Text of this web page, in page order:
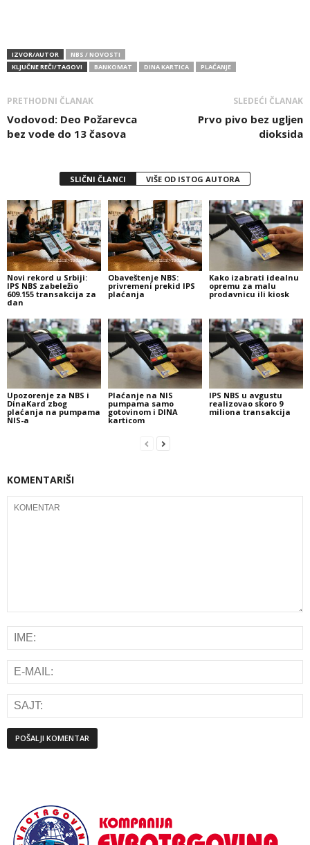
IZVOR/AUTOR
NBS / NOVOSTI
KLJUČNE REČI/TAGOVI
BANKOMAT DINA KARTICA PLAĆANJE
PRETHODNI ČLANAK
Vodovod: Deo Požarevca
bez vode do 13 časova
SLEDEĆI ČLANAK
Prvo pivo bez ugljen
dioksida
SLIČNI ČLANCI VIŠE OD ISTOG AUTORA
Novi rekord u Srbiji:
IPS NBS zabeležio
609.155 transakcija za
dan
Obaveštenje NBS:
privremeni prekid IPS
plaćanja
Kako izabrati idealnu
opremu za malu
prodavnicu ili kiosk
Upozorenje za NBS i
DinaKard zbog
plaćanja na pumpama
NIS-a
Plaćanje na NIS
pumpama samo
gotovinom i DINA
karticom
IPS NBS u avgustu
realizovao skoro 9
miliona transakcija
KOMENTARIŠI